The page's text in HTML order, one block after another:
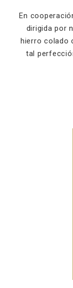
En
dirigida por
hierro colado
tal